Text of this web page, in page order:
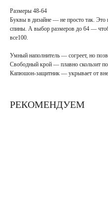
Размеры 48-64
Буквы в дизайне — не просто так. Это
спины. А выбор размеров до 64 —
все100.
Умный наполнитель — согреет, но
Свободный крой — плавно скользит
Капюшон-защитник — укрывает от
РЕКОМЕНДУЕМ